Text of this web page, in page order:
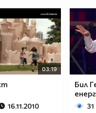
03:19
16.11.2010
Бил